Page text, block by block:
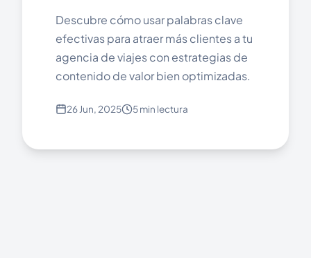
Descubre cómo usar palabras clave
efectivas para atraer más clientes a tu
agencia de viajes con estrategias de
contenido de valor bien optimizadas.
26 Jun, 2025 5 min lectura